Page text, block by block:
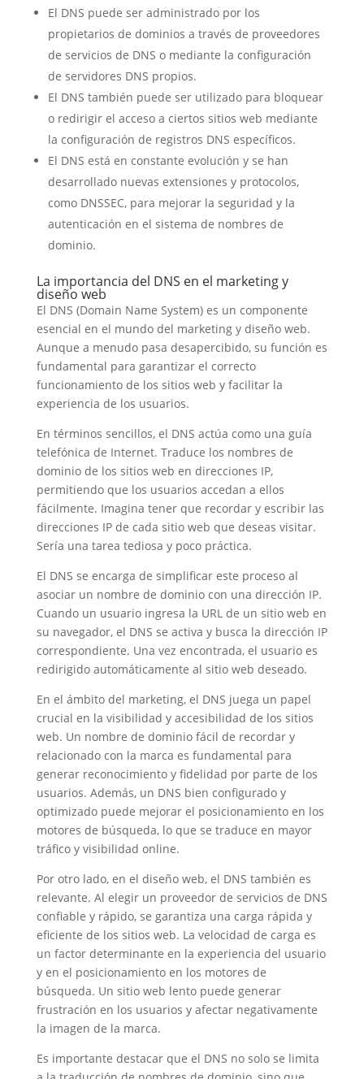
El DNS puede ser administrado por los
propietarios de dominios a través de proveedores
de servicios de DNS o mediante la configuración
de servidores DNS propios.
El DNS también puede ser utilizado para bloquear
o redirigir el acceso a ciertos sitios web mediante
la configuración de registros DNS específicos.
El DNS está en constante evolución y se han
desarrollado nuevas extensiones y protocolos,
como DNSSEC, para mejorar la seguridad y la
autenticación en el sistema de nombres de
dominio.
La importancia del DNS en el marketing y
diseño web
El DNS (Domain Name System) es un componente
esencial en el mundo del marketing y diseño web.
Aunque a menudo pasa desapercibido, su función es
fundamental para garantizar el correcto
funcionamiento de los sitios web y facilitar la
experiencia de los usuarios.
En términos sencillos, el DNS actúa como una guía
telefónica de Internet. Traduce los nombres de
dominio de los sitios web en direcciones IP,
permitiendo que los usuarios accedan a ellos
fácilmente. Imagina tener que recordar y escribir las
direcciones IP de cada sitio web que deseas visitar.
Sería una tarea tediosa y poco práctica.
El DNS se encarga de simplificar este proceso al
asociar un nombre de dominio con una dirección IP.
Cuando un usuario ingresa la URL de un sitio web en
su navegador, el DNS se activa y busca la dirección IP
correspondiente. Una vez encontrada, el usuario es
redirigido automáticamente al sitio web deseado.
En el ámbito del marketing, el DNS juega un papel
crucial en la visibilidad y accesibilidad de los sitios
web. Un nombre de dominio fácil de recordar y
relacionado con la marca es fundamental para
generar reconocimiento y fidelidad por parte de los
usuarios. Además, un DNS bien configurado y
optimizado puede mejorar el posicionamiento en los
motores de búsqueda, lo que se traduce en mayor
tráfico y visibilidad online.
Por otro lado, en el diseño web, el DNS también es
relevante. Al elegir un proveedor de servicios de DNS
confiable y rápido, se garantiza una carga rápida y
eficiente de los sitios web. La velocidad de carga es
un factor determinante en la experiencia del usuario
y en el posicionamiento en los motores de
búsqueda. Un sitio web lento puede generar
frustración en los usuarios y afectar negativamente
la imagen de la marca.
Es importante destacar que el DNS no solo se limita